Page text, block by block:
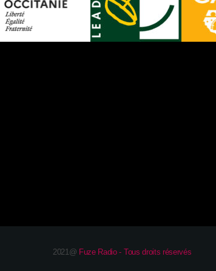
2021@ Fuze Radio - Tous droits réservés